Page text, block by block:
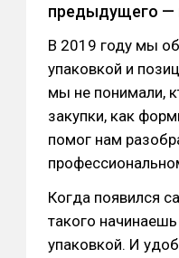
предыдущего —
В 2019 году мы
упаковкой и
мы не понимали,
закупки, как
помог нам
Когда появился
такого
упаковкой. И